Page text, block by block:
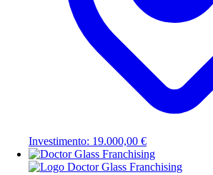
Investimento: 19.000,00 €